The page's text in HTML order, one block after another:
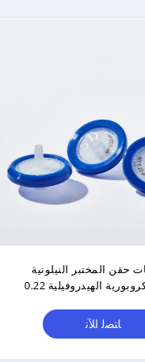
0.22μm 13mm فلترات حقن PVDF
ﺎﺘﺼﻟ ﺍﻶﻧ